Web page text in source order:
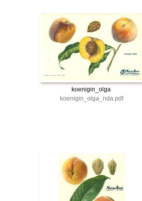
koenigin_olga
koenigin_olga_nda.pdf